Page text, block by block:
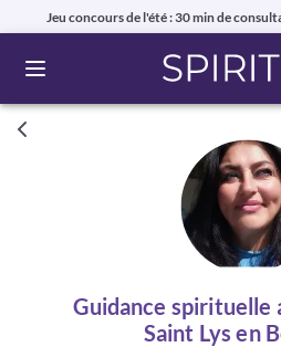
Jeu concours de l'été : 30 min de
Ouvrir le menu
Guidance spirituelle
Saint Lys en